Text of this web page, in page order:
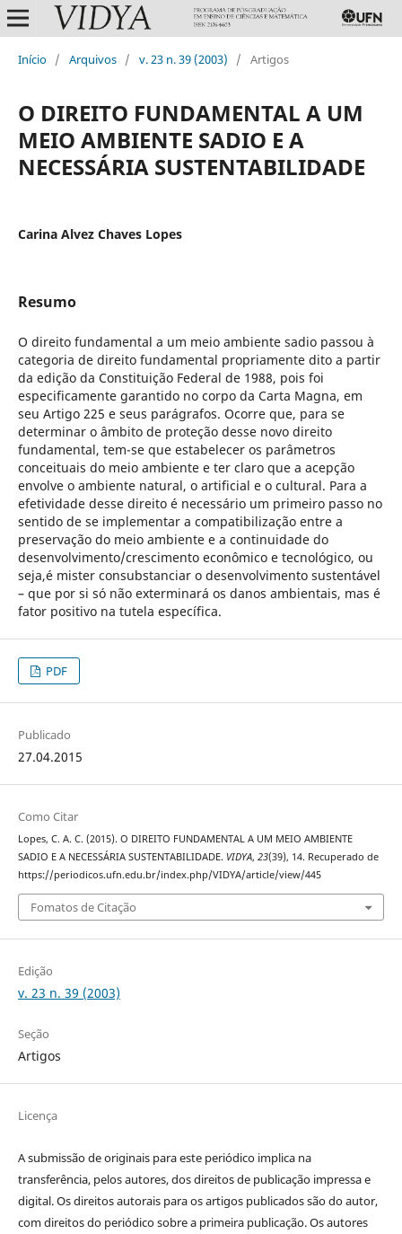
Início / Arquivos / v. 23 n. 39 (2003) / Artigos
O DIREITO FUNDAMENTAL A UM
MEIO AMBIENTE SADIO E A
NECESSÁRIA SUSTENTABILIDADE
Carina Alvez Chaves Lopes
Resumo
O direito fundamental a um meio ambiente sadio passou à
categoria de direito fundamental propriamente dito a partir
da edição da Constituição Federal de 1988, pois foi
especificamente garantido no corpo da Carta Magna, em
seu Artigo 225 e seus parágrafos. Ocorre que, para se
determinar o âmbito de proteção desse novo direito
fundamental, tem-se que estabelecer os parâmetros
conceituais do meio ambiente e ter claro que a acepção
envolve o ambiente natural, o artificial e o cultural. Para a
efetividade desse direito é necessário um primeiro passo no
sentido de se implementar a compatibilização entre a
preservação do meio ambiente e a continuidade do
desenvolvimento/crescimento econômico e tecnológico, ou
seja,é mister consubstanciar o desenvolvimento sustentável
– que por si só não exterminará os danos ambientais, mas é
fator positivo na tutela específica.
PDF
Publicado
27.04.2015
Como Citar
Lopes, C. A. C. (2015). O DIREITO FUNDAMENTAL A UM MEIO AMBIENTE
SADIO E A NECESSÁRIA SUSTENTABILIDADE. VIDYA, 23(39), 14. Recuperado de
https://periodicos.ufn.edu.br/index.php/VIDYA/article/view/445
Fomatos de Citação
Edição
v. 23 n. 39 (2003)
Seção
Artigos
Licença
A submissão de originais para este periódico implica na
transferência, pelos autores, dos direitos de publicação impressa e
digital. Os direitos autorais para os artigos publicados são do autor,
com direitos do periódico sobre a primeira publicação. Os autores